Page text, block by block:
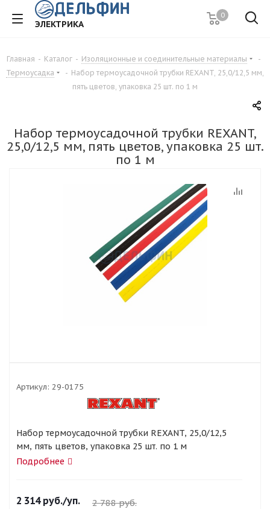
ЭЛЕКТРИКА
0
Главная - Каталог - Изоляционные и соединительные материалы
-
Термоусадка
- Набор термоусадочной трубки REXANT, 25,0/12,5 мм,
пять цветов, упаковка 25 шт. по 1 м
Набор термоусадочной трубки REXANT,
25,0/12,5 мм, пять цветов, упаковка 25 шт.
по 1 м
Артикул: 29-0175
Набор термоусадочной трубки REXANT, 25,0/12,5
мм, пять цветов, упаковка 25 шт. по 1 м
Подробнее
2 314руб./уп. 2 788руб.